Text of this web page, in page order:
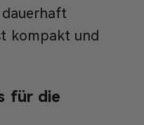
kompakt und
für die